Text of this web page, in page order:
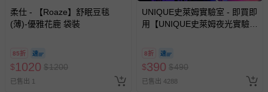
商品、食品等）。
客製化商品（例如客製生日書、姓名貼等）。
新費用）。
經消費者拆封之影音商品或電腦軟體（例如 DVD、CD
柔仕 - 【Roaze】舒眠豆毯
(薄)-優雅花鹿 袋裝
85折
$1020 $1200
已售出 1
UNIQUE史萊姆實驗室 - 即買即
用【UNIQUE史萊姆夜光實驗室
人小孩均一價(3歲以上需購票))
8折
$390 $490
已售出 4288